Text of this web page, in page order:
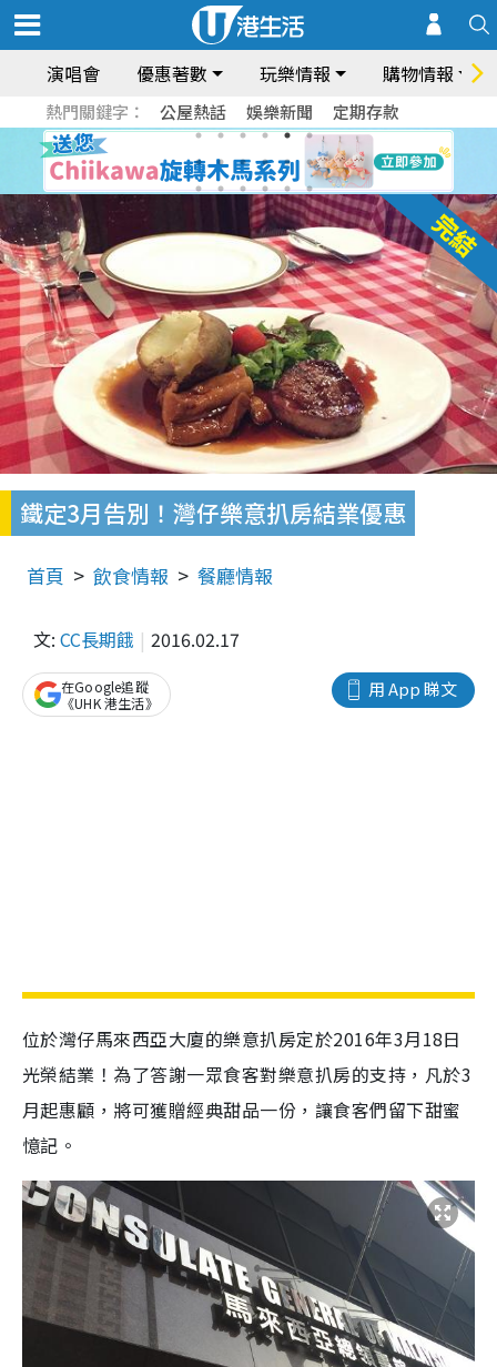
演唱會 優惠著數 玩樂情報 購物情報
熱門關鍵字： 公屋熱話 娛樂新聞 定期存款
鐵定3月告別！灣仔樂意扒房結業優惠
首頁 飲食情報 餐廳情報
文: CC長期餓 2016.02.17
用 App 睇文
在Google追蹤
《UHK 港生活》
位於灣仔馬來西亞大廈的樂意扒房定於2016年3月18日
光榮結業！為了答謝一眾食客對樂意扒房的支持，凡於3
月起惠顧，將可獲贈經典甜品一份，讓食客們留下甜蜜
憶記。